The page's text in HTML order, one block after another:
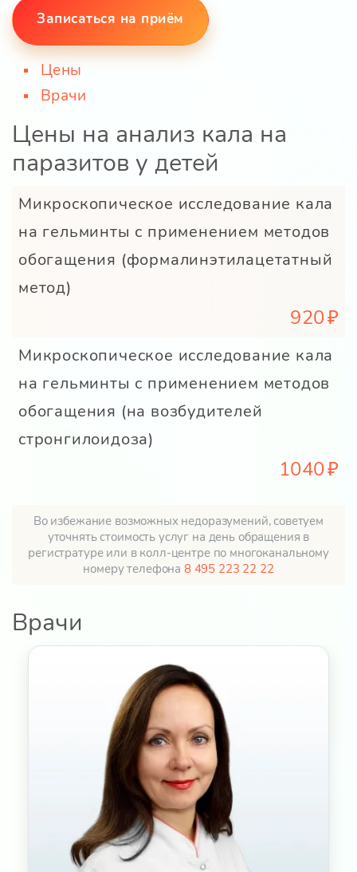
Записаться на приём
Цены
Врачи
Цены на анализ кала на
паразитов у детей
Микроскопическое исследование кала
на гельминты с применением методов
обогащения (формалинэтилацетатный
метод)
920
Микроскопическое исследование кала
на гельминты с применением методов
обогащения (на возбудителей
стронгилоидоза)
1040
Во избежание возможных недоразумений, советуем
уточнять стоимость услуг на день обращения в
регистратуре или в колл-центре по многоканальному
номеру телефона 8 495 223 22 22
Врачи